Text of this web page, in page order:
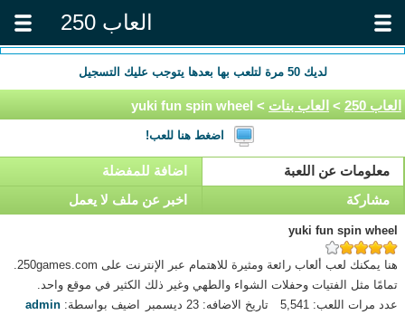
العاب 250
لديك50 مرة لتلعب بها بعدها يتوجب عليك التسجيل
العاب 250 > العاب بنات > yuki fun spin wheel
اضغط هنا للعب!
معلومات عن اللعبة
اضافة للمفضلة
مشاركة
اخبر عن ملف لا يعمل
yuki fun spin wheel
هنا يمكنك لعب ألعاب رائعة ومثيرة للاهتمام عبر الإنترنت على 250games.com.
تمامًا مثل الفتيات وحفلات الشواء والطهي وغير ذلك الكثير في موقع واحد.
عدد مرات اللعب: 5,541
تاريخ الاضافه: 23 ديسمبر
اضيف بواسطة:admin